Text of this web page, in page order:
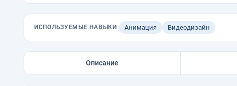
ИСПОЛЬЗУЕМЫЕ НАВЫКИ Анимация Видеодизайн
Описание